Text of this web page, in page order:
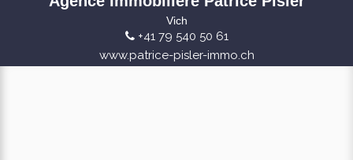
Vich
+41 79 540 50 61
www.patrice-pisler-immo.ch